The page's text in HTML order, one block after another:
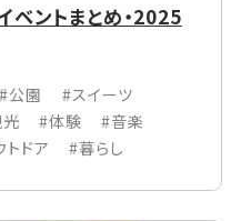
ベントまとめ・2025
#公園
#スイーツ
#体験
#音楽
ドア #暮らし